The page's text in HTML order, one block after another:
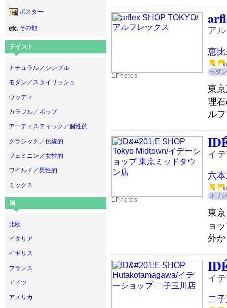
ポスター
その他
テイスト
ナチュラル／シンプル
モダン／スタイリッシュ
ウッディ
カラフル／ポップ
アーティスティック／個性的
クラシック／伝統的
フェミニン／女性的
ワイルド／男性的
ミックス
国
北欧
イタリア
イギリス
フランス
ドイツ
アメリカ
1Photos
ア
恵
モダン
東
理
ル
1Photos
イ
六
オリ
東
ョ
外
イ
二